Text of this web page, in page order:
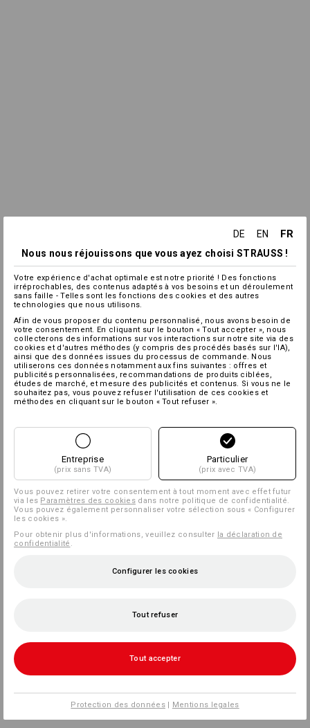
DE EN FR
Nous nous réjouissons que vous ayez choisi STRAUSS !
Votre expérience d'achat optimale est notre priorité ! Des fonctions
irréprochables, des contenus adaptés à vos besoins et un déroulement
sans faille - Telles sont les fonctions des cookies et des autres
technologies que nous utilisons.
Afin de vous proposer du contenu personnalisé, nous avons besoin de
votre consentement. En cliquant sur le bouton « Tout accepter », nous
collecterons des informations sur vos interactions sur notre site via des
cookies et d'autres méthodes (y compris des procédés basés sur l'IA),
ainsi que des données issues du processus de commande. Nous
utiliserons ces données notamment aux fins suivantes : offres et
publicités personnalisées, recommandations de produits ciblées,
études de marché, et mesure des publicités et contenus. Si vous ne le
souhaitez pas, vous pouvez refuser l'utilisation de ces cookies et
méthodes en cliquant sur le bouton « Tout refuser ».
Entreprise
(prix sans TVA)
Particulier
(prix avec TVA)
Vous pouvez retirer votre consentement à tout moment avec effet futur
via les Paramètres des cookies dans notre politique de confidentialité.
Vous pouvez également personnaliser votre sélection sous « Configurer
les cookies ».
Pour obtenir plus d'informations, veuillez consulter la déclaration de
confidentialité
Configurer les cookies
Tout refuser
Tout accepter
Protection des données| Mentions legales